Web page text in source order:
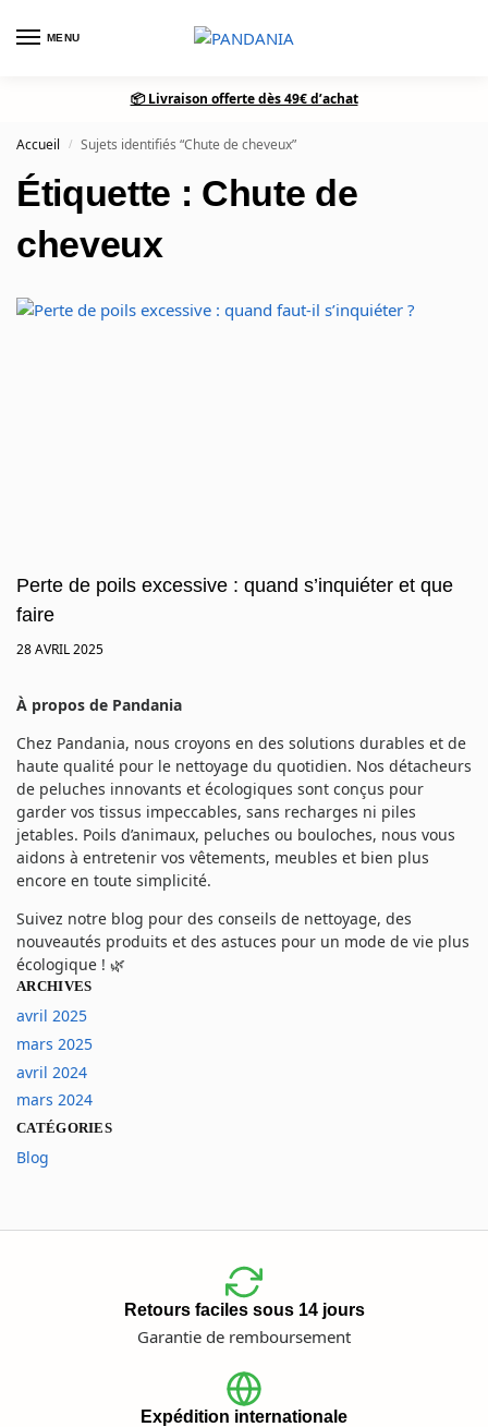
MENU
📦 Livraison offerte dès 49€ d’achat
Accueil / Sujets identifiés “Chute de cheveux”
Étiquette : Chute de
cheveux
Perte de poils excessive : quand s’inquiéter et que
faire
28 AVRIL 2025
À propos de Pandania
Chez Pandania, nous croyons en des solutions durables et de
haute qualité pour le nettoyage du quotidien. Nos détacheurs
de peluches innovants et écologiques sont conçus pour
garder vos tissus impeccables, sans recharges ni piles
jetables. Poils d’animaux, peluches ou bouloches, nous vous
aidons à entretenir vos vêtements, meubles et bien plus
encore en toute simplicité.
Suivez notre blog pour des conseils de nettoyage, des
nouveautés produits et des astuces pour un mode de vie plus
écologique ! 🌿
ARCHIVES
avril 2025
mars 2025
avril 2024
mars 2024
CATÉGORIES
Blog
Retours faciles sous 14 jours
Garantie de remboursement
Expédition internationale